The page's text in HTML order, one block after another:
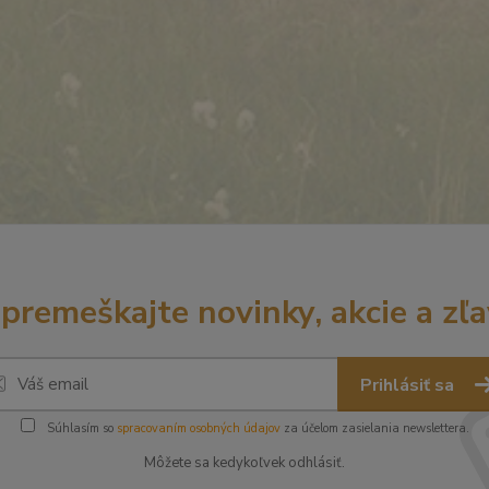
novinky, akcie a
Prihlásiť sa
Súhlasím so spracovaním osobných údajovza účelom zasielania newslettera.
Môžete sa kedykoľvek odhlásiť.